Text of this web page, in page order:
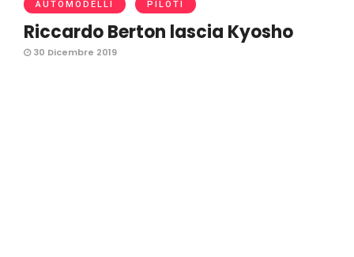
AUTOMODELLI PILOTI
Riccardo Berton lascia Kyosho
30 Dicembre 2019